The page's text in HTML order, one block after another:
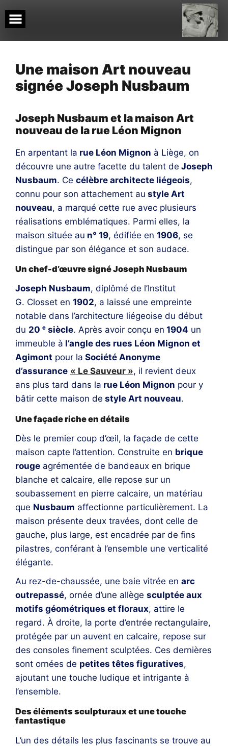
to
content
Une maison Art nouveau
signée Joseph Nusbaum
Joseph Nusbaum et la maison Art
nouveau de la rue Léon Mignon
En arpentant la rue Léon Mignon à Liège, on
découvre une autre facette du talent de Joseph
Nusbaum. Ce célèbre architecte liégeois,
connu pour son attachement au style Art
nouveau, a marqué cette rue avec plusieurs
réalisations emblématiques. Parmi elles, la
maison située au n° 19, édifiée en 1906, se
distingue par son élégance et son audace.
Un chef-d’œuvre signé Joseph Nusbaum
Joseph Nusbaum, diplômé de l’Institut
G. Closset en 1902, a laissé une empreinte
notable dans l’architecture liégeoise du début
du 20 ᵉ siècle. Après avoir conçu en 1904 un
immeuble à l’angle des rues Léon Mignon et
Agimont pour la Société Anonyme
d’assurance « Le Sauveur », il revient deux
ans plus tard dans la rue Léon Mignon pour y
bâtir cette maison de style Art nouveau.
Une façade riche en détails
Dès le premier coup d’œil, la façade de cette
maison capte l’attention. Construite en brique
rouge agrémentée de bandeaux en brique
blanche et calcaire, elle repose sur un
soubassement en pierre calcaire, un matériau
que Nusbaum affectionne particulièrement. La
maison présente deux travées, dont celle de
gauche, plus large, est encadrée par de fins
pilastres, conférant à l’ensemble une verticalité
élégante.
Au rez-de-chaussée, une baie vitrée en arc
outrepassé, ornée d’une allège sculptée aux
motifs géométriques et floraux, attire le
regard. À droite, la porte d’entrée rectangulaire,
protégée par un auvent en calcaire, repose sur
des consoles finement sculptées. Ces dernières
sont ornées de petites têtes figuratives,
ajoutant une touche ludique et intrigante à
l’ensemble.
Des éléments sculpturaux et une touche
fantastique
L’un des détails les plus fascinants se trouve au